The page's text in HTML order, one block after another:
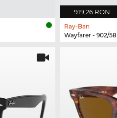
919,26 RON
Ray-Ban
Wayfarer - 902/58